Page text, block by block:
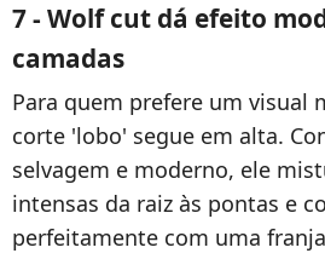
7 - Wolf cut dá efeito
camadas
Para quem prefere um visual
corte 'lobo' segue em alta.
selvagem e moderno, ele
intensas da raiz às pontas e
perfeitamente com uma